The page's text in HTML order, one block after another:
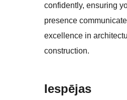
confidently, ensuring
presence
excellence in
construction.
Iespējas